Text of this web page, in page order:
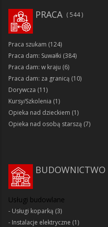
PRACA 544
Praca szukam (124)
Praca dam: Suwałki (384)
Praca dam: w kraju (6)
Praca dam: za granicą (10)
Dorywcza (11)
Kursy/Szkolenia (1)
Opieka nad dzieckiem (1)
Opieka nad osobą starszą (7)
BUDOWNICTWO
Usługi budowlane
Usługi koparką (3)
Instalacje elektryczne (1)